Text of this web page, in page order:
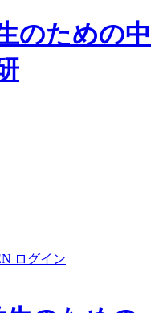
のための中
ログイン